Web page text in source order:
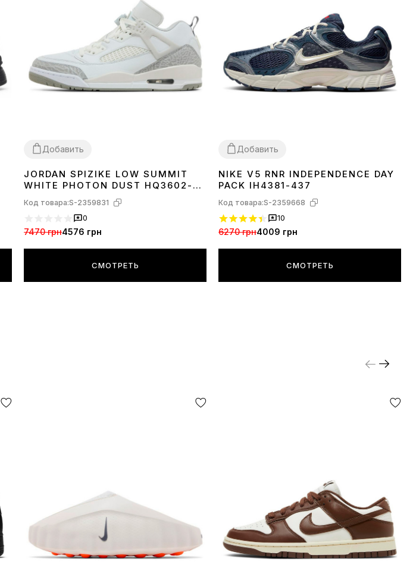
Добавить
3637384041 424344
JORDAN SPIZIKE LOW SUMMIT
WHITE PHOTON DUST HQ3602-
Код товара:S-2359831
0
7470 грн4576 грн
СМОТРЕТЬ
Добавить
40
NIKE V5 RNR INDEPENDENCE DAY
PACK IH4381-437
Код товара:S-2359668
10
6270 грн4009 грн
СМОТРЕТЬ